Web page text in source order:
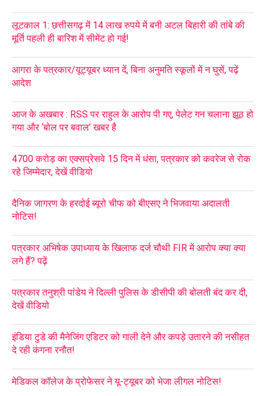
लूटकाल 1: छत्तीसगढ़ में 14 लाख रुपये में बनी अटल बिहारी की तांबे की
मूर्ति पहली ही बारिश में सीमेंट हो गई!
आगरा के पत्रकार/यूट्यूबर ध्यान दें, बिना अनुमति स्कूलों में न घुसें, पढ़ें
आदेश
आज के अखबार : RSS पर राहुल के आरोप पी गए, पेलेट गन चलाना झूठ हो
गया और ‘बोल पर बवाल’ खबर है
4700 करोड़ का एक्सप्रेसवे 15 दिन में धंसा, पत्रकार को कवरेज से रोक
रहे जिम्मेदार, देखें वीडियो
दैनिक जागरण के हरदोई ब्यूरो चीफ को बीएसए ने भिजवाया अदालती
नोटिस!
पत्रकार अभिषेक उपाध्याय के खिलाफ दर्ज चौथी FIR में आरोप क्या क्या
लगे हैं? पढ़ें
पत्रकार तनुश्री पांडेय ने दिल्ली पुलिस के डीसीपी की बोलती बंद कर दी,
देखें वीडियो
इंडिया टुडे की मैनेजिंग एडिटर को गाली देने और कपड़े उतारने की नसीहत
दे रही कंगना रनौत!
मेडिकल कॉलेज के प्रोफेसर ने यू-ट्यूबर को भेजा लीगल नोटिस!